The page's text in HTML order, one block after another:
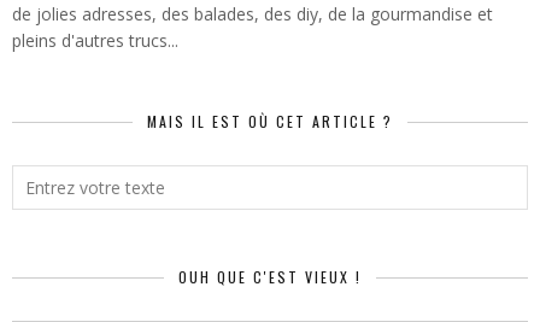
de jolies adresses, des balades, des diy, de la gourmandise et
pleins d'autres trucs...
MAIS IL EST OÙ CET ARTICLE ?
OUH QUE C'EST VIEUX !